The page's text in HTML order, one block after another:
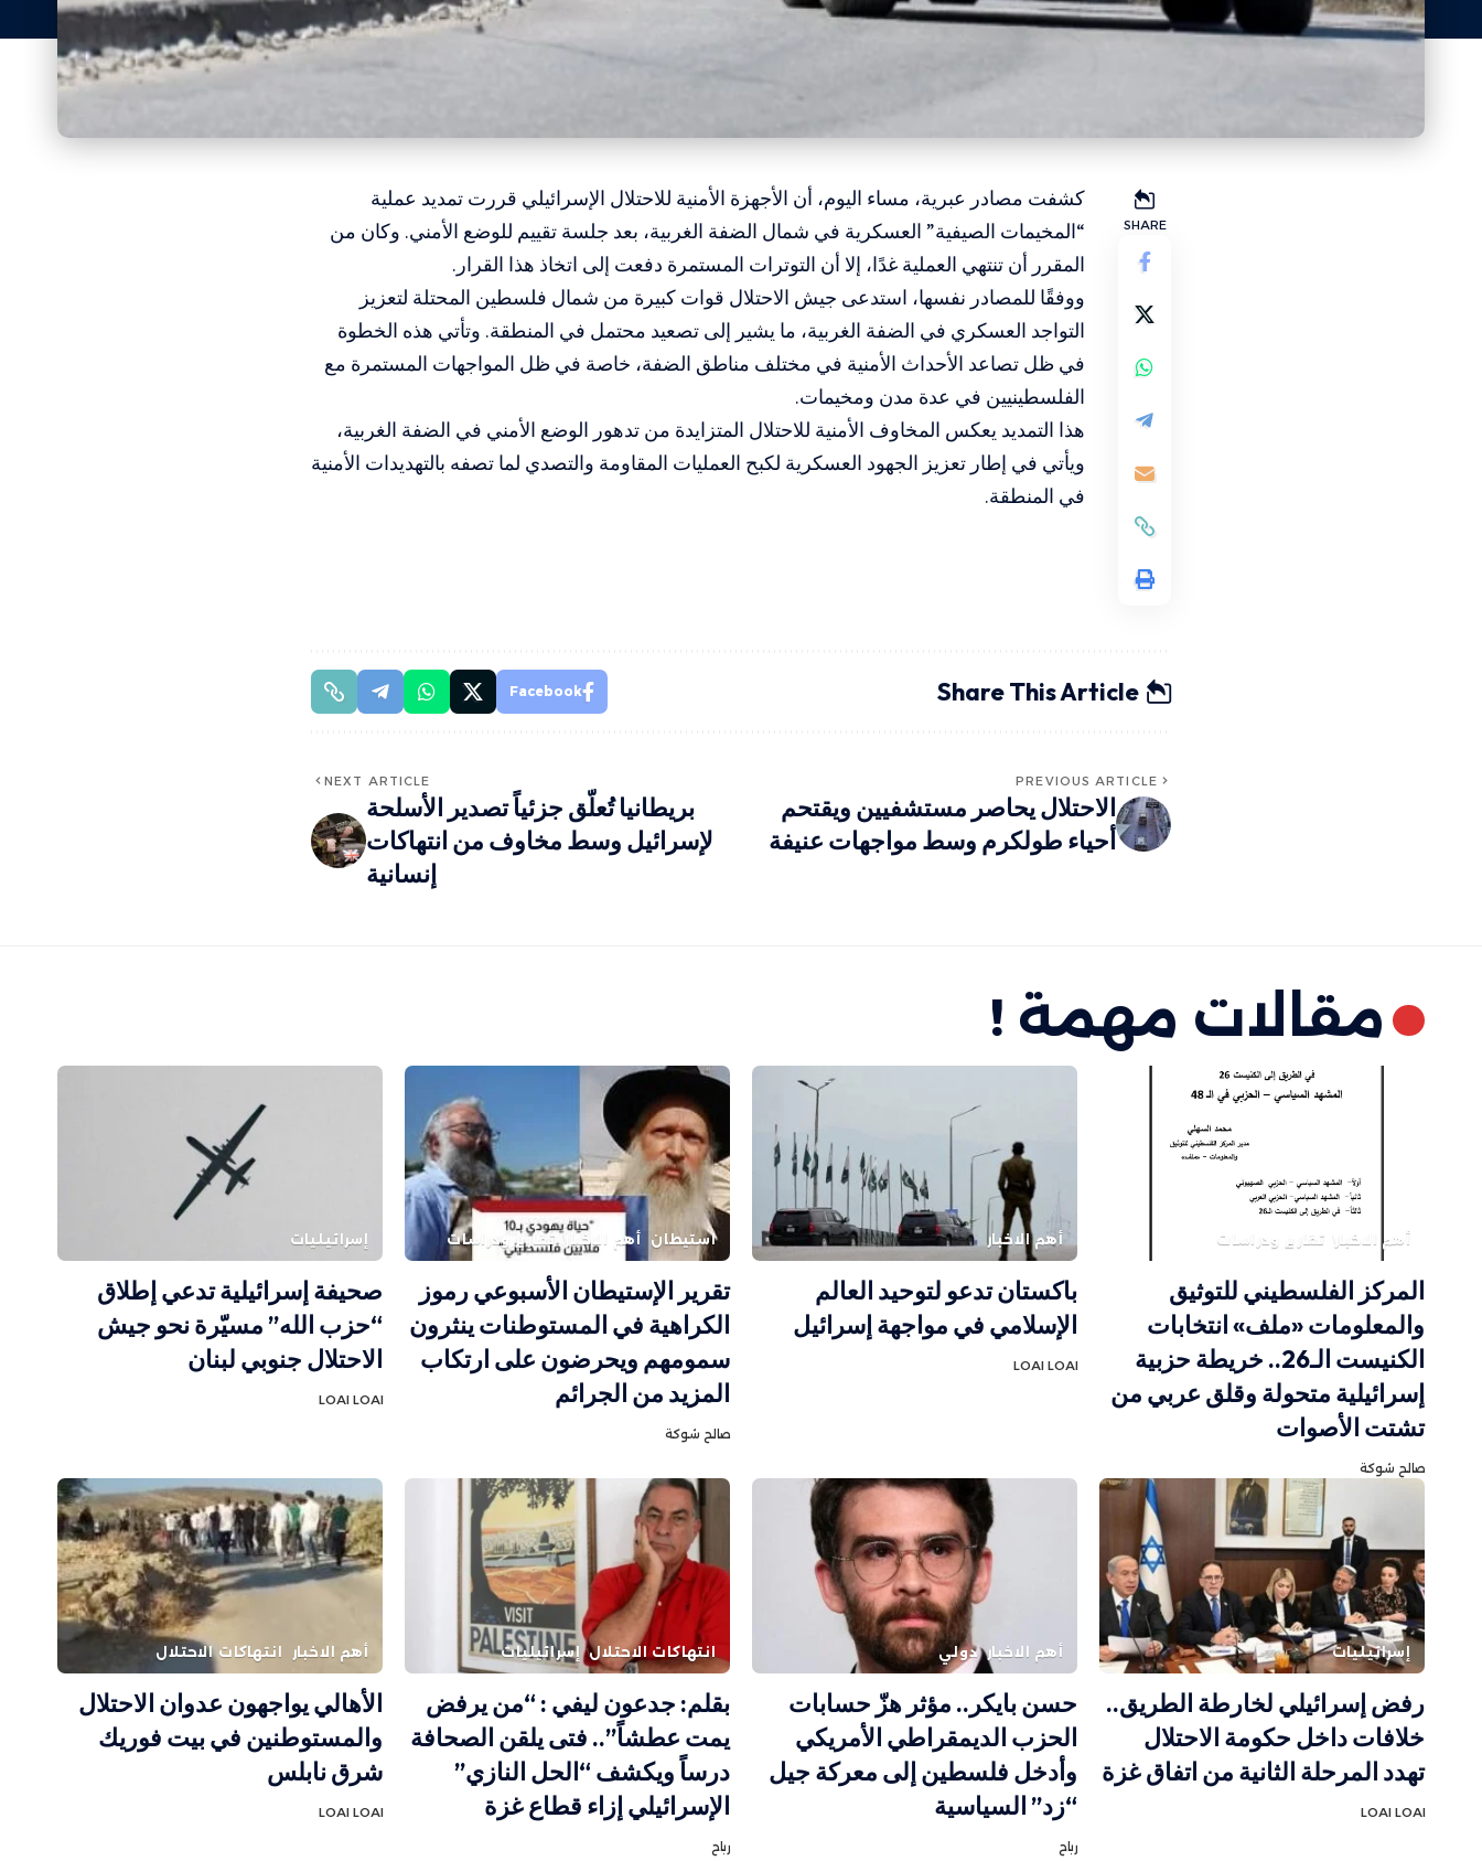
SHARE
كشفت مصادر عبرية، مساء اليوم، أن الأجهزة الأمنية للاحتلال الإسرائيلي قررت تمديد عملية
“المخيمات الصيفية” العسكرية في شمال الضفة الغربية، بعد جلسة تقييم للوضع الأمني. وكان من
المقرر أن تنتهي العملية غدًا، إلا أن التوترات المستمرة دفعت إلى اتخاذ هذا القرار.
ووفقًا للمصادر نفسها، استدعى جيش الاحتلال قوات كبيرة من شمال فلسطين المحتلة لتعزيز
التواجد العسكري في الضفة الغربية، ما يشير إلى تصعيد محتمل في المنطقة. وتأتي هذه الخطوة
في ظل تصاعد الأحداث الأمنية في مختلف مناطق الضفة، خاصة في ظل المواجهات المستمرة مع
الفلسطينيين في عدة مدن ومخيمات.
هذا التمديد يعكس المخاوف الأمنية للاحتلال المتزايدة من تدهور الوضع الأمني في الضفة الغربية،
ويأتي في إطار تعزيز الجهود العسكرية لكبح العمليات المقاومة والتصدي لما تصفه بالتهديدات الأمنية
في المنطقة.
Share This Article
Facebook
PREVIOUS ARTICLE
الاحتلال يحاصر مستشفيين ويقتحم
أحياء طولكرم وسط مواجهات عنيفة
NEXT ARTICLE
بريطانيا تُعلّق جزئياً تصدير الأسلحة
لإسرائيل وسط مخاوف من انتهاكات
إنسانية
مقالات مهمة !
أهم الاخبار تقارير ودراسات
المركز الفلسطيني للتوثيق
والمعلومات «ملف» انتخابات
الكنيست الـ26.. خريطة حزبية
إسرائيلية متحولة وقلق عربي من
تشتت الأصوات
صالح شوكة
أهم الاخبار
باكستان تدعو لتوحيد العالم
الإسلامي في مواجهة إسرائيل
LOAI LOAI
استيطان أهم الاخبار تقارير ودراسات
تقرير الإستيطان الأسبوعي رموز
الكراهية في المستوطنات ينثرون
سمومهم ويحرضون على ارتكاب
المزيد من الجرائم
صالح شوكة
إسرائيليات
صحيفة إسرائيلية تدعي إطلاق
“حزب الله” مسيّرة نحو جيش
الاحتلال جنوبي لبنان
LOAI LOAI
إسرائيليات
رفض إسرائيلي لخارطة الطريق..
خلافات داخل حكومة الاحتلال
تهدد المرحلة الثانية من اتفاق غزة
LOAI LOAI
أهم الاخبار دولي
حسن بايكر.. مؤثر هزّ حسابات
الحزب الديمقراطي الأمريكي
وأدخل فلسطين إلى معركة جيل
“زد” السياسية
رباح
انتهاكات الاحتلال إسرائيليات
بقلم: جدعون ليفي : “من يرفض
يمت عطشاً”.. فتى يلقن الصحافة
درساً ويكشف “الحل النازي”
الإسرائيلي إزاء قطاع غزة
رباح
أهم الاخبار انتهاكات الاحتلال
الأهالي يواجهون عدوان الاحتلال
والمستوطنين في بيت فوريك
شرق نابلس
LOAI LOAI